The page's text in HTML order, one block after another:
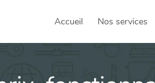
Accueil Nos services
SEO